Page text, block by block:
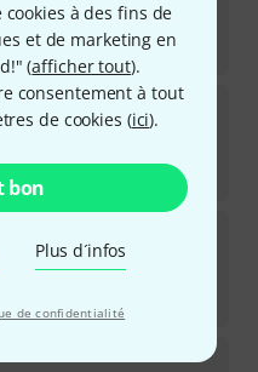
à des fins de
et de marketing en
(afficher tout).
consentement à tout
de cookies (ici).
bon
Plus d´infos
de confidentialité
semaines
Pin Liquid Metal Black
semaines
C